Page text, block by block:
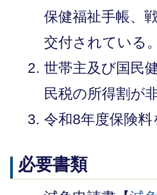
保健福祉手帳、
交付されている。
世帯主及び国民
民税の所得割が
令和8年度保険
必要書類